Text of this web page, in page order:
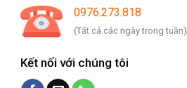
0976.273.818
(Tất cả các ngày trong tuần)
Kết nối với chúng tôi